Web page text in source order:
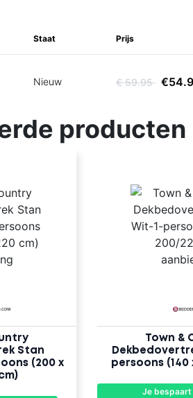
Staat Prijs
Nieuw € 59.95
producten
Stan
(200 x
Town &
persoons (140
Je